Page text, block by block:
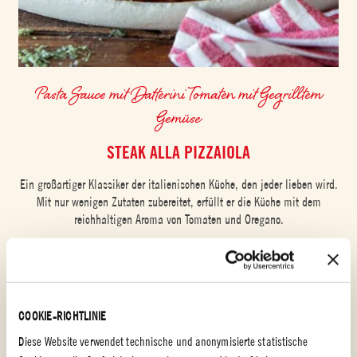
COOKIE-RICHTLINIE
Diese Website verwendet technische und anonymisierte statistische
Pasta Sauce mit Datterini Tomaten mit Gegrilltem
Gemüse
STEAK ALLA PIZZAIOLA
Ein großartiger Klassiker der italienischen Küche, den jeder lieben wird.
Mit nur wenigen Zutaten zubereitet, erfüllt er die Küche mit dem
reichhaltigen Aroma von Tomaten und Oregano.
EINFACH